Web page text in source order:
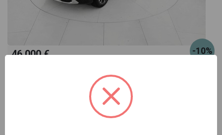
-10%
46.000 €
220 d advanced 4matic auto